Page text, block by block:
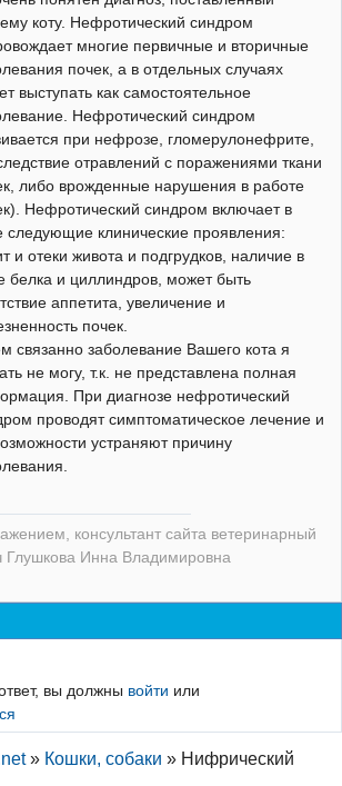
коту. Нефротический синдром
многие первичные и вторичные
почек, а в отдельных случаях
выступать как самостоятельное
Нефротический синдром
при нефрозе, гломерулонефрите,
отравлений с поражениями ткани
либо врожденные нарушения в работе
Нефротический синдром включает в
следующие клинические проявления:
и отеки живота и подгрудков, наличие в
белка и циллиндров, может быть
аппетита, увеличение и
почек.
связанно заболевание Вашего кота я
не могу, т.к. не представлена полная
При диагнозе нефротический
проводят симптоматическое лечение и
устраняют причину
консультант сайта ветеринарный
Глушкова Инна Владимировна
вы должны войти или
» Кошки, собаки » Нифрический